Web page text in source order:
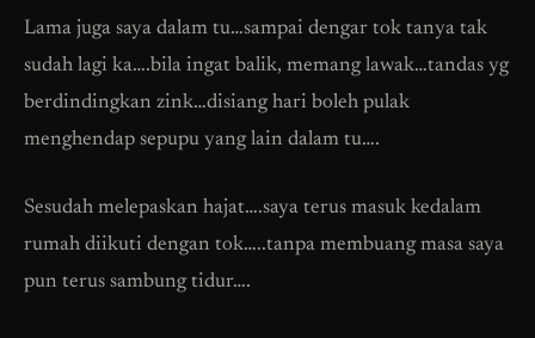
Lama juga saya dalam tu…sampai dengar tok tanya tak
sudah lagi ka….bila ingat balik, memang lawak…tandas yg
berdindingkan zink…disiang hari boleh pulak
menghendap sepupu yang lain dalam tu….
Sesudah melepaskan hajat….saya terus masuk kedalam
rumah diikuti dengan tok…..tanpa membuang masa saya
pun terus sambung tidur….